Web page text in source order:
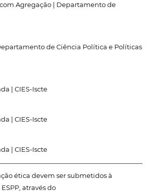
com Agregação | Departamento de
de Ciência Política e Políticas
| CIES-Iscte
| CIES-Iscte
| CIES-Iscte
ética devem ser submetidos à
através do